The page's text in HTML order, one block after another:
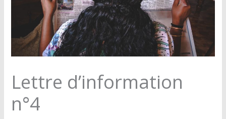
Lettre d’information
n°4